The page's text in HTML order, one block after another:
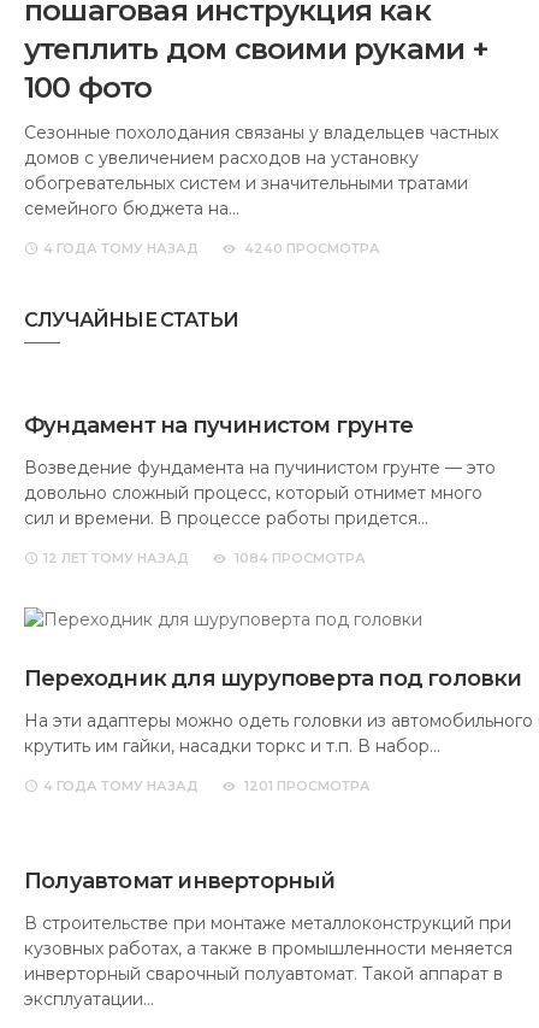
пошаговая инструкция как
утеплить дом своими руками +
100 фото
Сезонные похолодания связаны у владельцев частных
домов с увеличением расходов на установку
обогревательных систем и значительными тратами
семейного бюджета на…
4 ГОДА ТОМУ НАЗАД 4240 ПРОСМОТРА
СЛУЧАЙНЫЕ СТАТЬИ
Фундамент на пучинистом грунте
Возведение фундамента на пучинистом грунте — это
довольно сложный процесс, который отнимет много
сил и времени. В процессе работы придется…
12 ЛЕТ ТОМУ НАЗАД 1084 ПРОСМОТРА
Переходник для шуруповерта под головки
На эти адаптеры можно одеть головки из
крутить им гайки, насадки торкс и т.п. В набор…
4 ГОДА ТОМУ НАЗАД 1201 ПРОСМОТРА
Полуавтомат инверторный
В строительстве при монтаже металлоконструкций при
кузовных работах, а также в промышленности меняется
инверторный сварочный полуавтомат. Такой аппарат в
эксплуатации…